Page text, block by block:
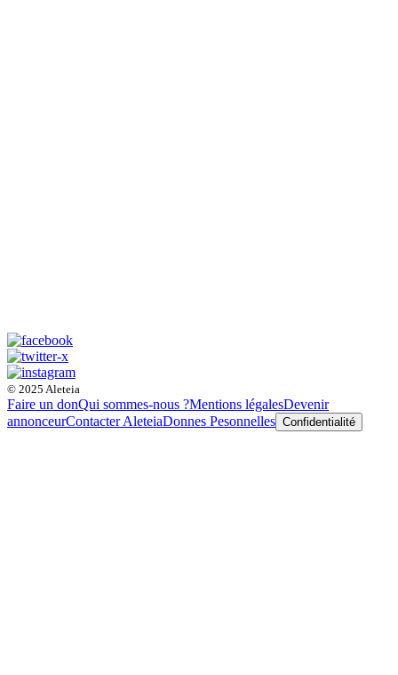
© 2025 Aleteia
Faire un donQui sommes-nous ?Mentions légalesDevenir
annonceurContacter AleteiaDonnes Pesonnelles Confidentialité